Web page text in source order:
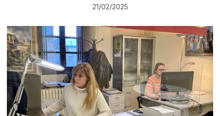
21/02/2025